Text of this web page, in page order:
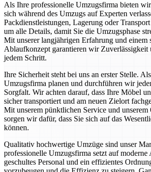
Als Ihre professionelle Umzugsfirma bieten
sich während des Umzugs auf Experten
Packdienstleistungen, Lagerung oder
um alle Details, damit Sie die Umzugsphase
Mit unserer langjährigen Erfahrung und einem
Ablaufkonzept garantieren wir Zuverlässigkeit
jedem Schritt.
Ihre Sicherheit steht bei uns an erster Stelle.
Umzugsfirma planen und durchführen wir
Sorgfalt. Wir achten darauf, dass Ihre Möbel
sicher transportiert und am neuen Zielort
Mit unserem pünktlichen Service und unserem
sorgen wir dafür, dass Sie sich auf das
können.
Qualitativ hochwertige Umzüge sind unser
professionelle Umzugsfirma setzt auf moderne
geschultes Personal und ein effizientes